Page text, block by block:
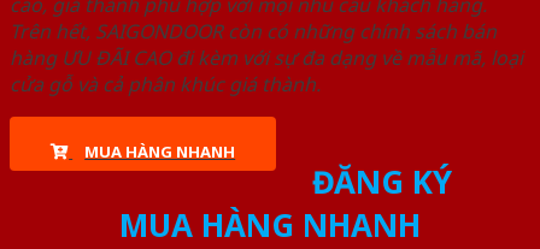
Trên hết, SAIGONDOOR còn có những chính sách bán
hàng ƯU ĐÃI CAO đi kèm với sự đa dạng về mẫu mã, loại
cửa gỗ và cả phân khúc giá thành.
MUA HÀNG NHANH
ĐĂNG KÝ
MUA HÀNG NHANH